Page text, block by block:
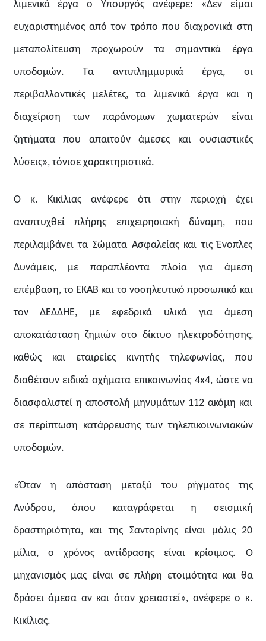
λιμενικά έργα ο Υπουργός ανέφερε: «Δεν είμαι
ευχαριστημένος από τον τρόπο που διαχρονικά στη
μεταπολίτευση προχωρούν τα σημαντικά έργα
υποδομών. Τα αντιπλημμυρικά έργα, οι
περιβαλλοντικές μελέτες, τα λιμενικά έργα και η
διαχείριση των παράνομων χωματερών είναι
ζητήματα που απαιτούν άμεσες και ουσιαστικές
λύσεις», τόνισε χαρακτηριστικά.
Ο κ. Κικίλιας ανέφερε ότι στην περιοχή έχει
αναπτυχθεί πλήρης επιχειρησιακή δύναμη, που
περιλαμβάνει τα Σώματα Ασφαλείας και τις Ένοπλες
Δυνάμεις, με παραπλέοντα πλοία για άμεση
επέμβαση, το ΕΚΑΒ και το νοσηλευτικό προσωπικό και
τον ΔΕΔΔΗΕ, με εφεδρικά υλικά για άμεση
αποκατάσταση ζημιών στο δίκτυο ηλεκτροδότησης,
καθώς και εταιρείες κινητής τηλεφωνίας, που
διαθέτουν ειδικά οχήματα επικοινωνίας 4x4, ώστε να
διασφαλιστεί η αποστολή μηνυμάτων 112 ακόμη και
σε περίπτωση κατάρρευσης των τηλεπικοινωνιακών
υποδομών.
«Όταν η απόσταση μεταξύ του ρήγματος της
Ανύδρου, όπου καταγράφεται η σεισμική
δραστηριότητα, και της Σαντορίνης είναι μόλις 20
μίλια, ο χρόνος αντίδρασης είναι κρίσιμος. Ο
μηχανισμός μας είναι σε πλήρη ετοιμότητα και θα
δράσει άμεσα αν και όταν χρειαστεί», ανέφερε ο κ.
Κικίλιας.